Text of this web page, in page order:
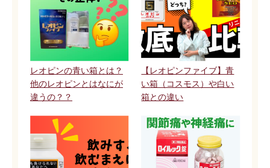
レオピンの青い箱とは？
他のレオピンとはなにが
違うの？？
【レオピンファイブ】青
い箱（コスモス）や白い
箱との違い